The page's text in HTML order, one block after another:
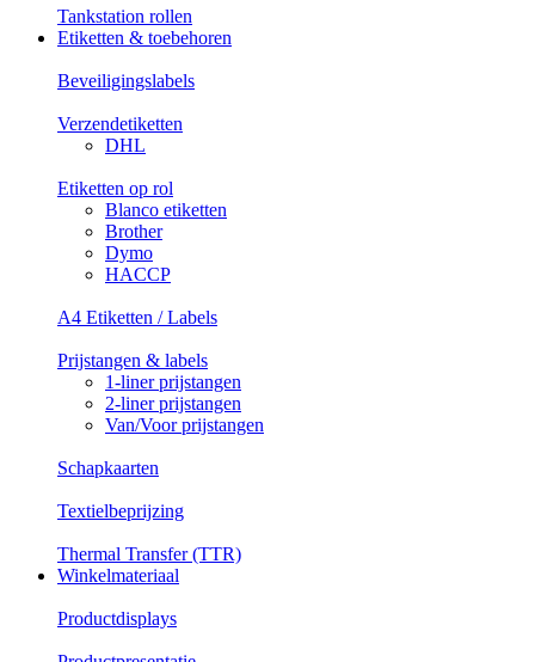
Tankstation rollen
Etiketten & toebehoren
Beveiligingslabels
Verzendetiketten
DHL
Etiketten op rol
Blanco etiketten
Brother
Dymo
HACCP
A4 Etiketten / Labels
Prijstangen & labels
1-liner prijstangen
2-liner prijstangen
Van/Voor prijstangen
Schapkaarten
Textielbeprijzing
Thermal Transfer (TTR)
Winkelmateriaal
Productdisplays